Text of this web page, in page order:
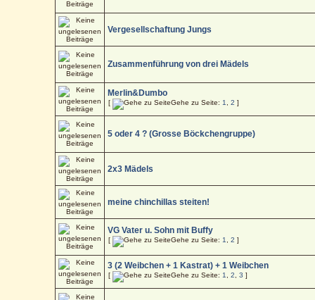
Vergesellschaftung Jungs
Zusammenführung von drei Mädels
Merlin&Dumbo
[ Gehe zu Seite: 1 ,2 ]
5 oder 4 ? (Grosse Böckchengruppe)
2x3 Mädels
meine chinchillas steiten!
VG Vater u. Sohn mit Buffy
[ Gehe zu Seite: 1 ,2 ]
3 (2 Weibchen + 1 Kastrat) + 1 Weibchen
[ Gehe zu Seite: 1 ,2 ,3 ]